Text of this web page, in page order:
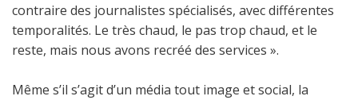
contraire des journalistes spécialisés, avec différentes
temporalités. Le très chaud, le pas trop chaud, et le
reste, mais nous avons recréé des services ».
Même s’il s’agit d’un média tout image et social, la